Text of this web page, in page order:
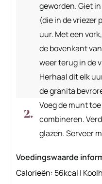
geworden. Giet
(die in de vriezer
uur. Met een
de bovenkant
weer terug in de
Herhaal dit elk
de granita
Voeg de munt
combineren.
glazen. Serveer
Voedingswaarde
Calorieën: 56kcal |